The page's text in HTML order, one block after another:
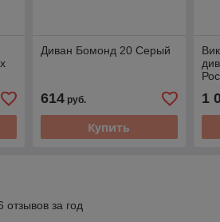
Диван Бомонд 20 Серый
614руб.
Купить
1
отзывов за год